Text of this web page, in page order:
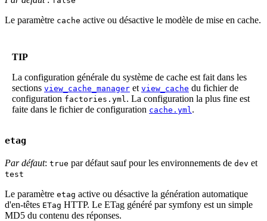
Le paramètre cache active ou désactive le modèle de mise en cache.
TIP
La configuration générale du système de cache est fait dans les
sections view_cache_manager et view_cache du fichier de
configuration factories.yml. La configuration la plus fine est
faite dans le fichier de configuration cache.yml.
etag
Par défaut: true par défaut sauf pour les environnements de dev et
test
Le paramètre etag active ou désactive la génération automatique
d'en-têtes ETag HTTP. Le ETag généré par symfony est un simple
MD5 du contenu des réponses.